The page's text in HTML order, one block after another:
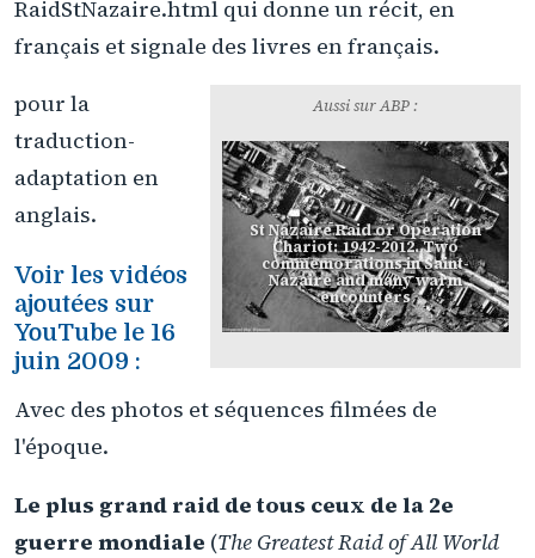
RaidStNazaire.html qui donne un récit, en
français et signale des livres en français.
Aussi sur ABP :
St Nazaire Raid or Operation
Chariot: 1942-2012. Two
commemorations in Saint-
Nazaire and many warm
encounters
pour la
traduction-
adaptation en
anglais.
Voir les vidéos
ajoutées sur
YouTube le 16
juin 2009 :
Avec des photos et séquences filmées de
l'époque.
Le plus grand raid de tous ceux de la 2e
guerre mondiale (The Greatest Raid of All World